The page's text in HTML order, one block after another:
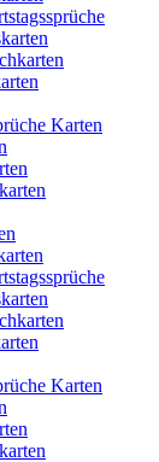
Karten
Karten